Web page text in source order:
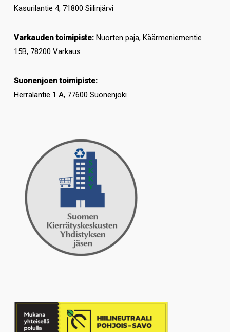
Kasurilantie 4, 71800 Siilinjärvi
Varkauden toimipiste:Nuorten paja, Käärmeniementie
15B, 78200 Varkaus
Suonenjoen toimipiste:
Herralantie 1 A, 77600 Suonenjoki